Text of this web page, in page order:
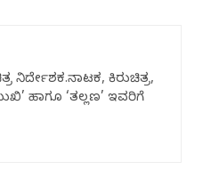
ನಿರ್ದೇಶಕ.ನಾಟಕ, ಕಿರುಚಿತ್ರ,
ಹಾಗೂ ‘ತಲ್ಲಣ’ ಇವರಿಗೆ